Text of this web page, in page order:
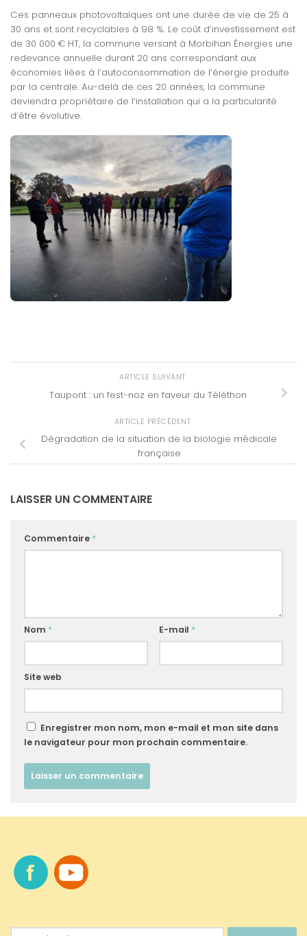
Ces panneaux photovoltaïques ont une durée de vie de 25 à
30 ans et sont recyclables à 98 %. Le coût d’investissement est
de 30 000 € HT, la commune versant à Morbihan Énergies une
redevance annuelle durant 20 ans correspondant aux
économies liées à l’autoconsommation de l’énergie produite
par la centrale. Au-delà de ces 20 années, la commune
deviendra propriétaire de l’installation qui a la particularité
d’être évolutive.
ARTICLE SUIVANT
Taupont : un fest-noz en faveur du Téléthon
ARTICLE PRÉCÉDENT
Dégradation de la situation de la biologie médicale
française
LAISSER UN COMMENTAIRE
Commentaire *
Nom * E-mail *
Site web
Enregistrer mon nom, mon e-mail et mon site dans
le navigateur pour mon prochain commentaire.